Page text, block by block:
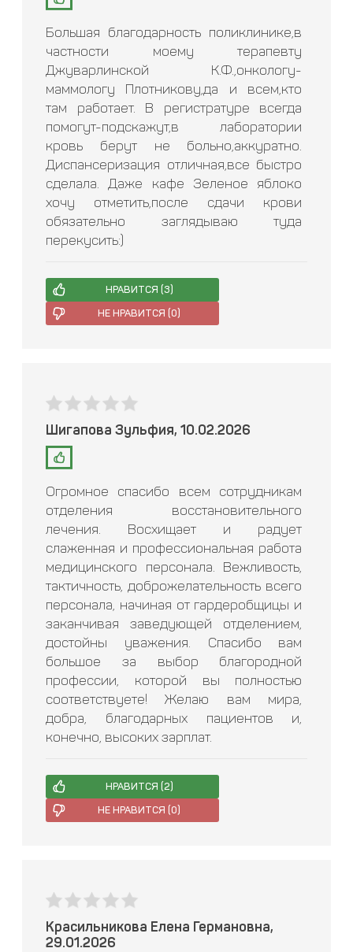
Большая благодарность поликлинике,в
частности моему терапевту
Джуварлинской К.Ф.,онкологу-
маммологу Плотникову,да и всем,кто
там работает. В регистратуре всегда
помогут-подскажут,в лаборатории
кровь берут не больно,аккуратно.
Диспансеризация отличная,все быстро
сделала. Даже кафе Зеленое яблоко
хочу отметить,после сдачи крови
обязательно заглядываю туда
перекусить:)
НРАВИТСЯ (3)
НЕ НРАВИТСЯ (0)
Шигапова Зульфия, 10.02.2026
Огромное спасибо всем сотрудникам
отделения восстановительного
лечения. Восхищает и радует
слаженная и профессиональная работа
медицинского персонала. Вежливость,
тактичность, доброжелательность всего
персонала, начиная от гардеробщицы и
заканчивая заведующей отделением,
достойны уважения. Спасибо вам
большое за выбор благородной
профессии, которой вы полностью
соответствуете! Желаю вам мира,
добра, благодарных пациентов и,
конечно, высоких зарплат.
НРАВИТСЯ (2)
НЕ НРАВИТСЯ (0)
Красильникова Елена Германовна,
29.01.2026